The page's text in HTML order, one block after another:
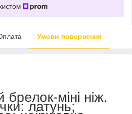
Умови повернення
міні ніж.
латунь;